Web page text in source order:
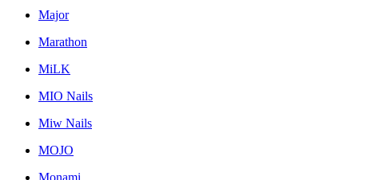
Major
Marathon
MiLK
MIO Nails
Miw Nails
MOJO
Monami